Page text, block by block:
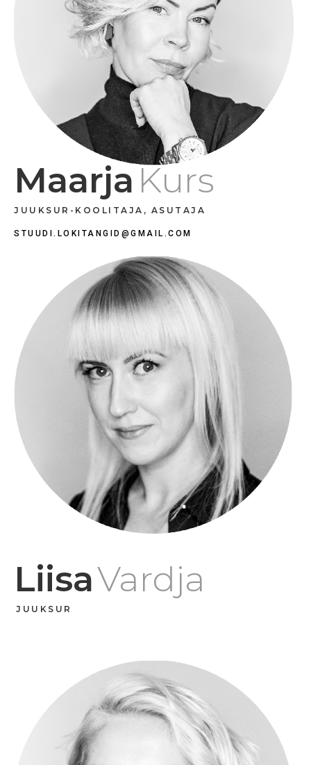
Maarja Kurs
JUUKSUR-KOOLITAJA, ASUTAJA
STUUDI.LOKITANGID@GMAIL.COM
LiisaVardja
JUUKSUR